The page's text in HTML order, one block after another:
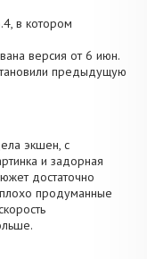
в котором
версия от 6 июн.
предыдущую
экшен, с
и задорная
достаточно
продуманные